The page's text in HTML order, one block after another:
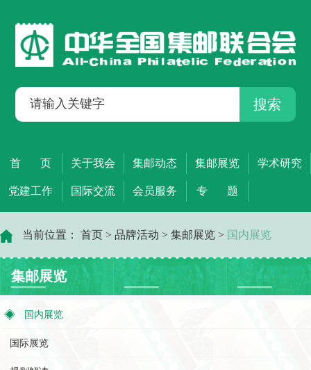
搜索
首 页 关于我会 集邮动态 集邮展览 学术研究
党建工作 国际交流 会员服务 专 题
当前位置： 首页 > 品牌活动 > 集邮展览 > 国内展览
集邮展览
国内展览
国际展览